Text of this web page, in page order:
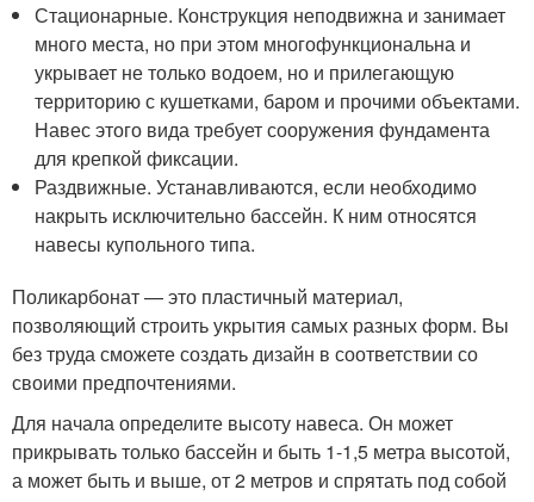
Стационарные. Конструкция неподвижна и занимает
много места, но при этом многофункциональна и
укрывает не только водоем, но и прилегающую
территорию с кушетками, баром и прочими объектами.
Навес этого вида требует сооружения фундамента
для крепкой фиксации.
Раздвижные. Устанавливаются, если необходимо
накрыть исключительно бассейн. К ним относятся
навесы купольного типа.
Поликарбонат — это пластичный материал,
позволяющий строить укрытия самых разных форм. Вы
без труда сможете создать дизайн в соответствии со
своими предпочтениями.
Для начала определите высоту навеса. Он может
прикрывать только бассейн и быть 1-1,5 метра высотой,
а может быть и выше, от 2 метров и спрятать под собой